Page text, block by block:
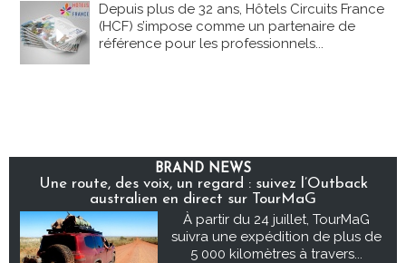
Depuis plus de 32 ans, Hôtels Circuits France
(HCF) s’impose comme un partenaire de
référence pour les professionnels...
BRAND NEWS
Une route, des voix, un regard : suivez l’Outback
australien en direct sur TourMaG
À partir du 24 juillet, TourMaG
suivra une expédition de plus de
5 000 kilomètres à travers...